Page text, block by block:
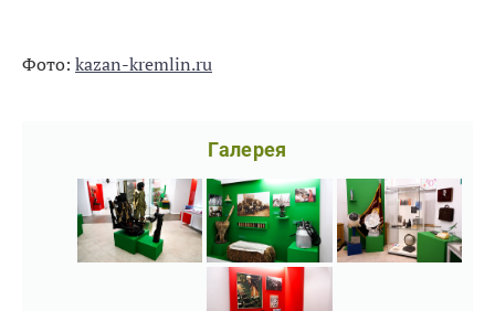
Фото: kazan-kremlin.ru
Галерея